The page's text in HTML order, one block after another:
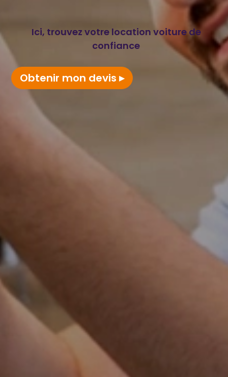
Ici, trouvez votre location voiture de
confiance
Obtenir mon devis